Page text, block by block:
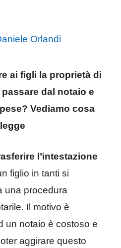
Orlandi
ai figli la proprietà di
dal notaio e
Vediamo cosa
l’intestazione
figlio in tanti si
una procedura
Il motivo è
un notaio è costoso e
aggirare questo